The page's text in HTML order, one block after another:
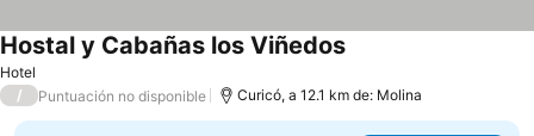
Hotel
Hostal y Cabañas los Viñedos
/ Puntuación no disponible Curicó, a 12.1 km de: Molina